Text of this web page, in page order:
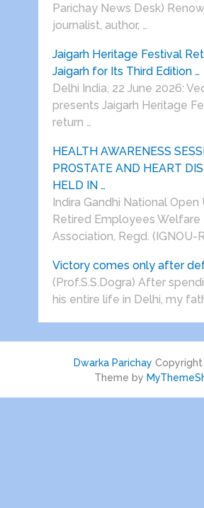
Parichay News Desk)
journalist, author, …
Jaigarh Heritage Festival
Jaigarh for Its Third Edition …
Delhi India, 22 June 2026:
presents Jaigarh Heritage
return …
HEALTH AWARENESS
PROSTATE AND HEART
HELD IN …
Indira Gandhi National Open
Retired Employees Welfare
Association, Regd. (IGNOU-
Victory comes only after
(Prof.S.S.Dogra) After
his entire life in Delhi, my
Dwarka Parichay Copyright
Theme by